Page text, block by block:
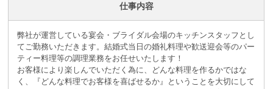
仕事内容
弊社が運営している宴会・ブライダル会場のキッチンスタッフとし
てご勤務いただきます。結婚式当日の婚礼料理や歓送迎会等のパー
ティー料理等の調理業務をお任せいたします！
お客様により楽しんでいただく為に、どんな料理を作るかではな
く、『どんな料理でお客様を喜ばせるか』ということを大切にして